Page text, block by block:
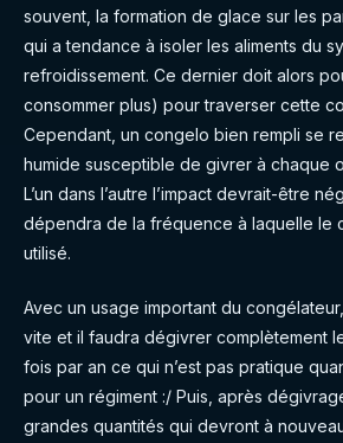
souvent, la formation de glace sur les
qui a tendance à isoler les aliments du
refroidissement. Ce dernier doit alors
consommer plus) pour traverser cette
Cependant, un congelo bien rempli se
humide susceptible de givrer à chaque
L’un dans l’autre l’impact devrait-être
dépendra de la fréquence à laquelle le
utilisé.
Avec un usage important du
vite et il faudra dégivrer complètement
fois par an ce qui n’est pas pratique
pour un régiment :/ Puis, après
grandes quantités qui devront à